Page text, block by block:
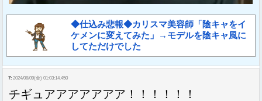
◆仕込み悲報◆カリスマ美容師「陰キャをイ
ケメンに変えてみた」→モデルを陰キャ風に
してただけでした
7: 2024/08/09(金) 01:03:14.450
チギュアアアアアアア！！！！！！